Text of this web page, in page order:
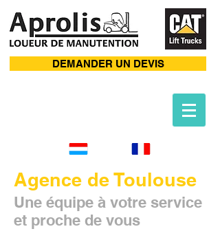
DEMANDER UN DEVIS
Agence de Toulouse
Une équipe à votre service
et proche de vous